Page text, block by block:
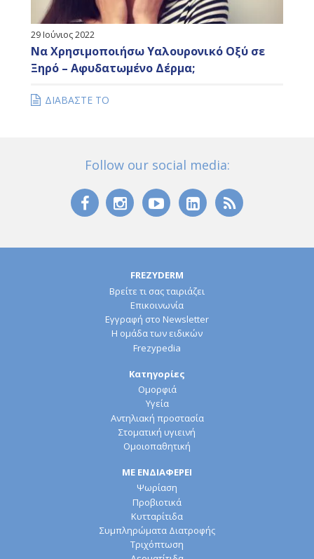
29 Ιούνιος 2022
Να Χρησιμοποιήσω Υαλουρονικό Οξύ σε
Ξηρό – Αφυδατωμένο Δέρμα;
ΔΙΑΒΑΣΤΕ ΤΟ
Follow our social media:
FREZYDERM
Βρείτε τι σας ταιριάζει
Επικοινωνία
Εγγραφή στο Newsletter
Η ομάδα των ειδικών
Frezypedia
Κατηγορίες
Ομορφιά
Υγεία
Αντηλιακή προστασία
Στοματική υγιεινή
Ομοιοπαθητική
ΜΕ ΕΝΔΙΑΦΕΡΕΙ
Ψωρίαση
Προβιοτικά
Κυτταρίτιδα
Συμπληρώματα Διατροφής
Τριχόπτωση